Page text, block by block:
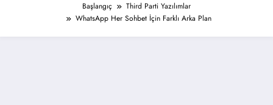
Başlangıç
Third Parti Yazılımlar
WhatsApp Her Sohbet İçin Farklı Arka Plan